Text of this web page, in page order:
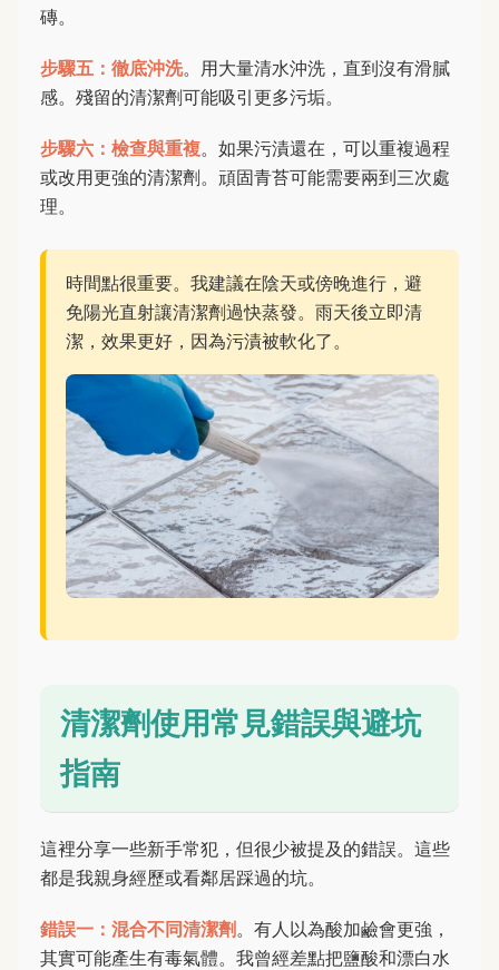
磚。
步驟五：徹底沖洗。用大量清水沖洗，直到沒有滑膩
感。殘留的清潔劑可能吸引更多污垢。
步驟六：檢查與重複。如果污漬還在，可以重複過程
或改用更強的清潔劑。頑固青苔可能需要兩到三次處
理。
時間點很重要。我建議在陰天或傍晚進行，避
免陽光直射讓清潔劑過快蒸發。雨天後立即清
潔，效果更好，因為污漬被軟化了。
清潔劑使用常見錯誤與避坑
指南
這裡分享一些新手常犯，但很少被提及的錯誤。這些
都是我親身經歷或看鄰居踩過的坑。
錯誤一：混合不同清潔劑 。有人以為酸加鹼會更強，
其實可能產生有毒氣體。我曾經差點把鹽酸和漂白水